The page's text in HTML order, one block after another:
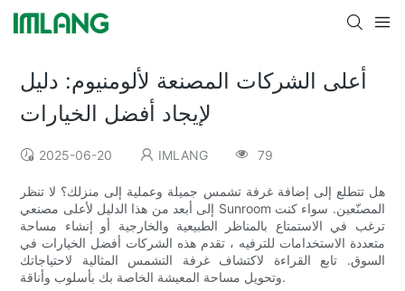
أعلى الشركات المصنعة لألومنيوم: دليل
لإيجاد أفضل الخيارات
2025-06-20 IMLANG 79
هل تتطلع إلى إضافة غرفة تشمس جميلة وعملية إلى منزلك؟ لا تنظر
إلى أبعد من هذا الدليل لأعلى مصنعي Sunroom المصنّعين. سواء كنت
ترغب في الاستمتاع بالمناظر الطبيعية والخارجية أو إنشاء مساحة
متعددة الاستخدامات للترفيه ، تقدم هذه الشركات أفضل الخيارات في
السوق. تابع القراءة لاكتشاف غرفة التشمس المثالية لاحتياجاتك
وتحويل مساحة المعيشة الخاصة بك بأسلوب وأناقة.